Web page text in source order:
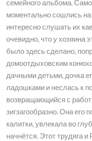
семейного альбома.
моментально сошлись
интересно слушать их
очевидно, что у хозяина
было здесь сделано,
домоотдыховским
дачными детьми, дочка
ладошками и неслась к
возвращающийся с
зигзагообразно. Она его
калитки, увлекала во
начнётся. Этот трудяга